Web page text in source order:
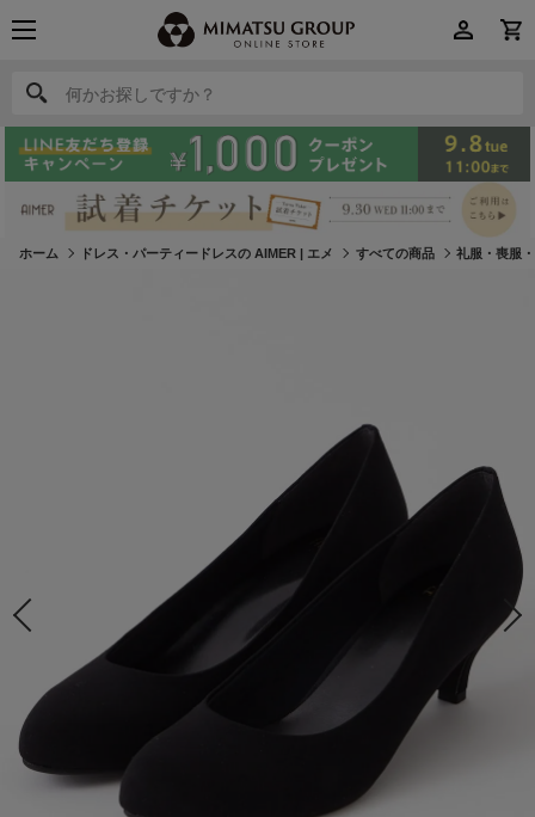
何かお探しですか？
何かお探しですか？
ホーム ドレス・パーティードレスの AIMER | エメ すべての商品 礼服・喪服